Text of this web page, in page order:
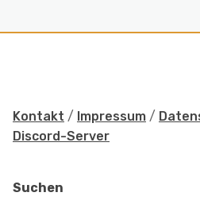
Kontakt / Impressum /
Discord-Server
Suchen